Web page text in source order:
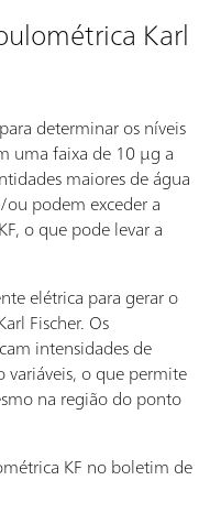
Karl
determinar os níveis
uma faixa de 10 µg a
maiores de água
podem exceder a
o que pode levar a
elétrica para gerar o
Fischer. Os
intensidades de
o que permite
na região do ponto
KF no boletim de